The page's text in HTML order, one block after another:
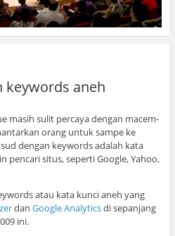
keywords aneh
masih sulit percaya dengan macem-
orang untuk sampe ke
dengan keywords adalah kata
pencari situs, seperti Google, Yahoo,
atau kata kunci aneh yang
dan Google Analyticsdi sepanjang
ini.